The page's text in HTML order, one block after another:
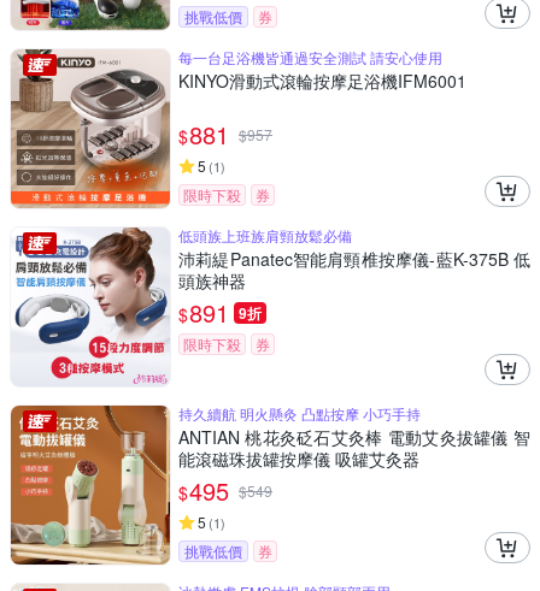
挑戰低價
券
每一台足浴機皆通過安全測試 請安心使用
KINYO滑動式滾輪按摩足浴機IFM6001
$881 $957
5 (1)
限時下殺
券
低頭族上班族肩頸放鬆必備
沛莉緹Panatec智能肩頸椎按摩儀-藍K-375B 低
頭族神器
$891 9折
限時下殺 券
持久續航 明火懸灸 凸點按摩 小巧手持
ANTIAN 桃花灸砭石艾灸棒 電動艾灸拔罐儀 智
能滾磁珠拔罐按摩儀 吸罐艾灸器
$495 $549
5 (1)
挑戰低價
券